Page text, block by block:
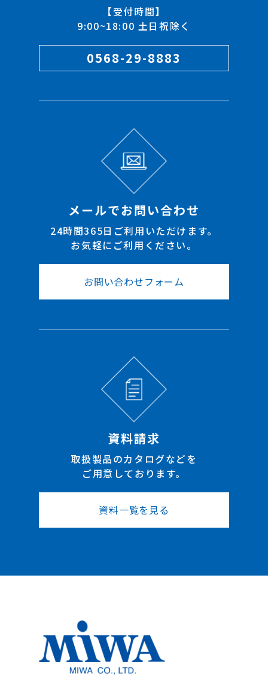
【受付時間】
9:00~18:00 土日祝除く
0568-29-8883
メールでお問い合わせ
24時間365日ご利用いただけます。
お気軽にご利用ください。
お問い合わせフォーム
資料請求
取扱製品のカタログなどを
ご用意しております。
資料一覧を見る